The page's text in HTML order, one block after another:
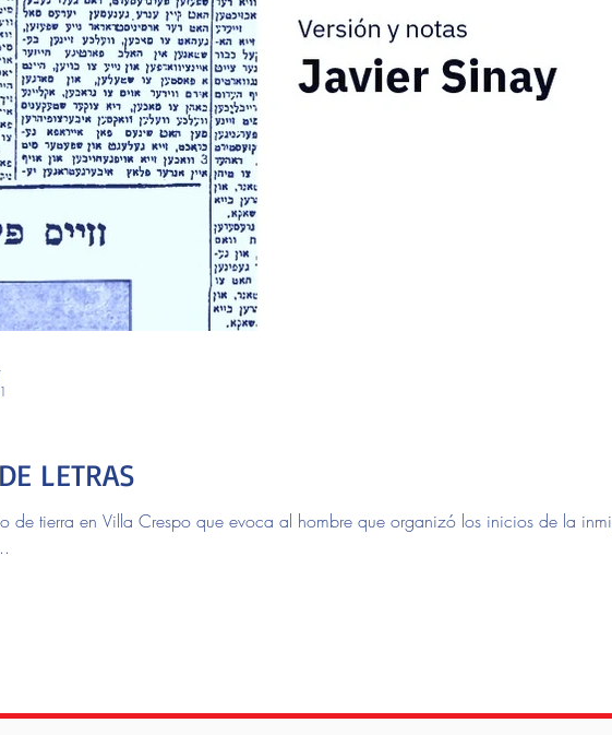
LETRAS
de tierra en Villa Crespo que evoca al hombre que organizó los inicios de la